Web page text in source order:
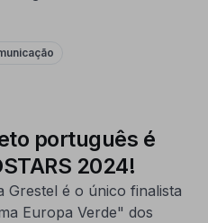
português é
2024!
Grestel é o único finalista
Europa Verde" dos